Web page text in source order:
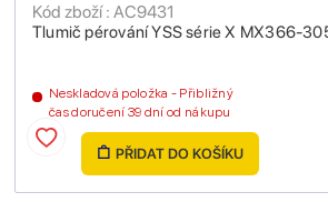
Tlumič pérování YSS série X MX366-
Kód zboží : AC9431
Neskladová položka - Přibližný
čas doručení 39 dní od nákupu
PŘIDAT DO KOŠÍKU